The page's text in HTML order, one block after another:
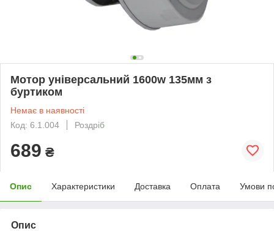
Мотор універсальний 1600w 135мм з
буртиком
Немає в наявності
Код: 6.1.004
Роздріб
689 ₴
Опис Характеристики Доставка Оплата Умови
Опис